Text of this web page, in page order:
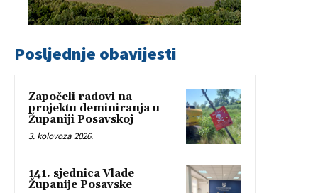
Posljednje obavijesti
Započeli radovi na
projektu deminiranja u
Županiji Posavskoj
3. kolovoza 2026.
141. sjednica Vlade
Županije Posavske